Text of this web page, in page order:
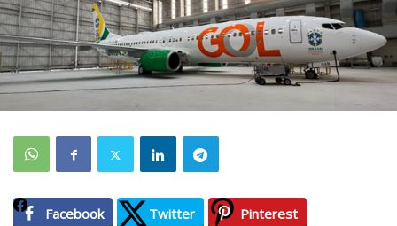
Facebook Twitter
Pinterest